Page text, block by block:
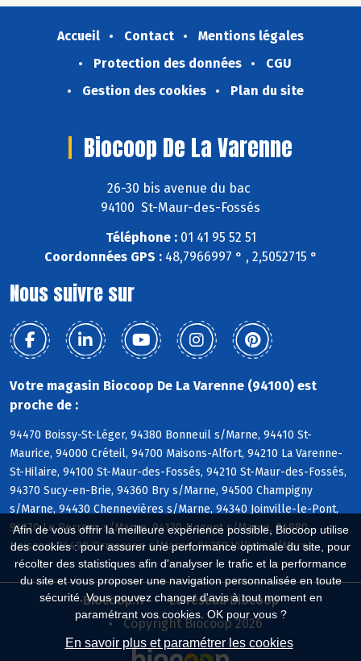
Afin de vous offrir la meilleure expérience possible, Biocoop utilise
des cookies : pour assurer une performance optimale du site, pour
récolter des statistiques afin d'analyser le trafic et la performance
du site et vous proposer une navigation personnalisée en toute
sécurité. Vous pouvez changer d'avis à tout moment en
paramétrant vos cookies. OK pour vous ?
En savoir plus et paramétrer les cookies
Accueil Contact
Mentions légales
Protection des données
CGU
Gestion des cookies
Plan du site
Biocoop De La Varenne
26-30 bis avenue du bac
94100 St-Maur-des-Fossés
Téléphone :01 41 95 52 51
Coordonnées GPS :48,7966997 ° , 2,5052715 °
Nous suivre sur
Votre magasin Biocoop De La Varenne (94100) est
proche de :
94470 Boissy-St-Léger, 94380 Bonneuil s/Marne, 94410 St-
Maurice, 94000 Créteil, 94700 Maisons-Alfort, 94210 La Varenne-
St-Hilaire, 94100 St-Maur-des-Fossés, 94210 St-Maur-des-Fossés,
94370 Sucy-en-Brie, 94360 Bry s/Marne, 94500 Champigny
s/Marne, 94430 Chennevières s/Marne, 94340 Joinville-le-Pont,
94170 Le Perreux s/Marne, 94130 Nogent s/Marne, 94880
Noiseau, 94490 Ormesson s/Marne, 94350 Villiers s/Marne
Biocoop.fr
Le réseau Biocoop
Copyright Biocoop 2026